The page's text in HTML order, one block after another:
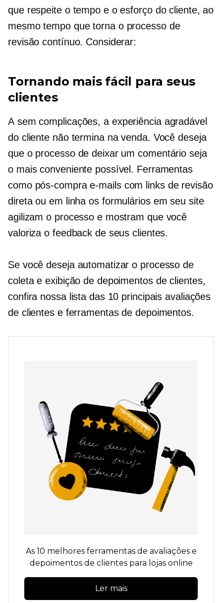
que respeite o tempo e o esforço do cliente, ao
mesmo tempo que torna o processo de
revisão contínuo. Considerar:
Tornando mais fácil para seus
clientes
A sem complicações, a experiência agradável
do cliente não termina na venda. Você deseja
que o processo de deixar um comentário seja
o mais conveniente possível. Ferramentas
como pós-comprae-mails com links de revisão
direta ouem linha os formulários em seu site
agilizam o processo e mostram que você
valoriza o feedback de seus clientes.
Se você deseja automatizar o processo de
coleta e exibição de depoimentos de clientes,
confira nossa lista das 10 principais avaliações
de clientes e ferramentas de depoimentos.
As 10 melhores ferramentas de avaliações e
depoimentos de clientes para lojas online
Ler mais